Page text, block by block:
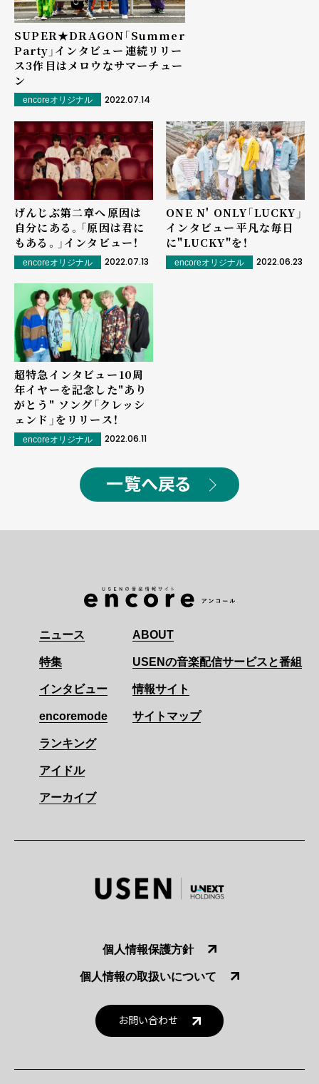
SUPER★DRAGON「Summer
Party」インタビュー――連続リリー
ス3作目はメロウなサマーチュー
ン
encoreオリジナル 2022.07.14
げんじぶ第二章へ――原因は
自分にある。「原因は君に
もある。」インタビュー！
encoreオリジナル 2022.07.13
ONE N' ONLY「LUCKY」
インタビュー――平凡な毎日
に"LUCKY"を！
encoreオリジナル 2022.06.23
超特急インタビュー――10周
年イヤーを記念した"あり
がとう" ソング「クレッシ
ェンド」をリリース！
encoreオリジナル 2022.06.11
一覧へ戻る
ニュース
特集
インタビュー
encoremode
ランキング
アイドル
アーカイブ
ABOUT
USENの音楽配信サービスと番組
情報サイト
サイトマップ
個人情報保護方針
個人情報の取扱いについて
お問い合わせ